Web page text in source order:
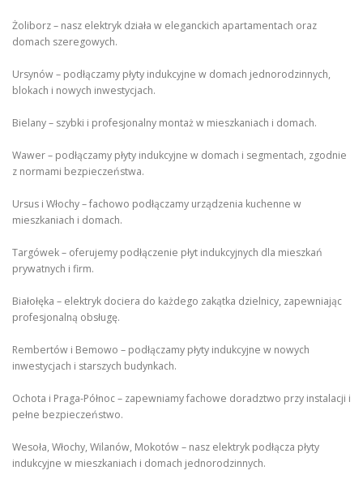
Żoliborz – nasz elektryk działa w eleganckich apartamentach oraz
domach szeregowych.
Ursynów – podłączamy płyty indukcyjne w domach jednorodzinnych,
blokach i nowych inwestycjach.
Bielany – szybki i profesjonalny montaż w mieszkaniach i domach.
Wawer – podłączamy płyty indukcyjne w domach i segmentach, zgodnie
z normami bezpieczeństwa.
Ursus i Włochy – fachowo podłączamy urządzenia kuchenne w
mieszkaniach i domach.
Targówek – oferujemy podłączenie płyt indukcyjnych dla mieszkań
prywatnych i firm.
Białołęka – elektryk dociera do każdego zakątka dzielnicy, zapewniając
profesjonalną obsługę.
Rembertów i Bemowo – podłączamy płyty indukcyjne w nowych
inwestycjach i starszych budynkach.
Ochota i Praga-Północ – zapewniamy fachowe doradztwo przy instalacji i
pełne bezpieczeństwo.
Wesoła, Włochy, Wilanów, Mokotów – nasz elektryk podłącza płyty
indukcyjne w mieszkaniach i domach jednorodzinnych.